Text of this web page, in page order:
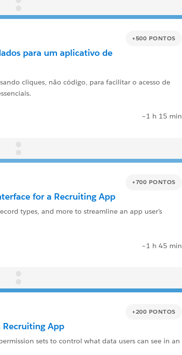
+500 PONTOS
para um aplicativo de
cliques, não código, para facilitar o acesso de
~1 h 15 min
+700 PONTOS
for a Recruiting App
types, and more to streamline an app user's
~1 h 45 min
+200 PONTOS
Recruiting App
sets to control what data users can see in an